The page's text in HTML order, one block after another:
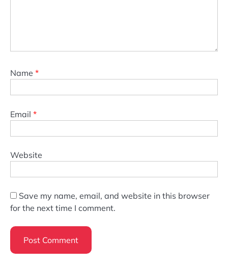
Name *
Email *
Website
Save my name, email, and website in this browser
for the next time I comment.